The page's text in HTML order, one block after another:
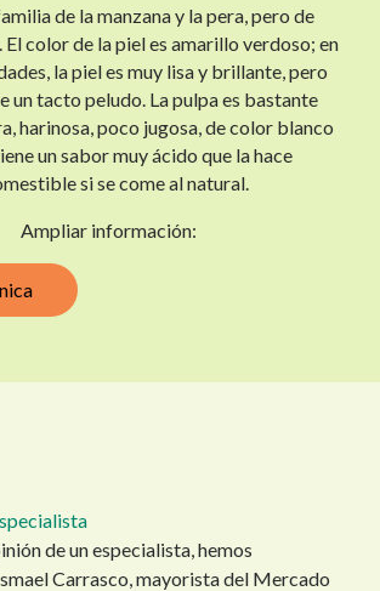
de la manzana y la pera, pero de
color de la piel es amarillo verdoso; en
la piel es muy lisa y brillante, pero
un tacto peludo. La pulpa es bastante
harinosa, poco jugosa, de color blanco
un sabor muy ácido que la hace
si se come al natural.
Ampliar información:
de un especialista, hemos
Carrasco, mayorista del Mercado